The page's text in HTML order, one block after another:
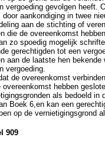
vergoeding gevolgen heeft.
door aankondiging in twee
aan de stichting of
die de overeenkomst
zo spoedig mogelijk
gerechtigden tot een
aan de laatste hen
vergoeding.
de overeenkomst
overeenkomst hebben
als bedoeld in
Boek 6,en kan een
op de vernietigingsgrond
909